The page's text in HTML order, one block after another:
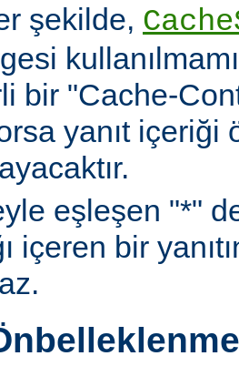
şekilde,
bir "Cache-
yanıt içeriği
eşleşen "*"
içeren bir